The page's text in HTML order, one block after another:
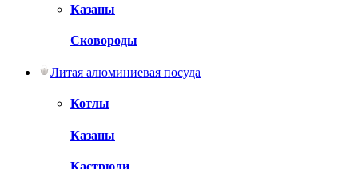
Казаны
Сковороды
Литая алюминиевая посуда
Котлы
Казаны
Кастрюли